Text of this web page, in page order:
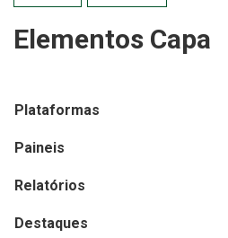
Elementos Capa
Plataformas
Paineis
Relatórios
Destaques